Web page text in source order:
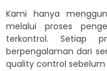
Kami hanya
melalui proses
terkontrol. Setiap
berpengalaman dari
quality control sebelum